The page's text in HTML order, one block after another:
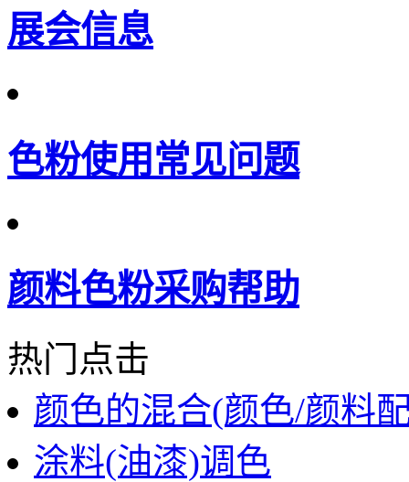
展会信息
色粉使用常见问题
颜料色粉采购帮助
热门点击
颜色的混合(颜色/颜料
涂料(油漆)调色